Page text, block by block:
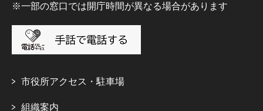
※一部の窓口では開庁時間が異なる場合があります
市役所アクセス・駐車場
組織案内